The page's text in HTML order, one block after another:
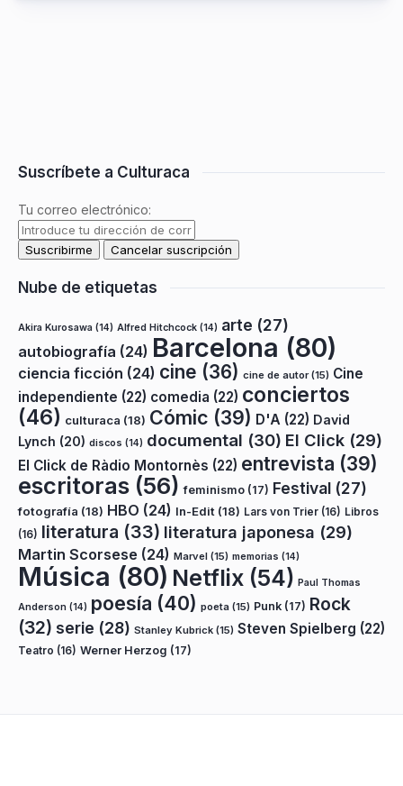
Suscríbete a Culturaca
Tu correo electrónico:
Nube de etiquetas
Akira Kurosawa (14) Alfred Hitchcock (14) arte (27)
autobiografía (24) Barcelona (80)
ciencia ficción (24) cine (36) cine de autor(15) Cine
independiente (22) comedia (22) conciertos
(46) culturaca (18) Cómic (39) D'A (22) David
Lynch (20) discos (14) documental (30) El Click (29)
El Click de Ràdio Montornès (22) entrevista (39)
escritoras (56) feminismo (17) Festival (27)
fotografía (18) HBO (24) In-Edit (18) Lars von Trier (16) Libros
(16) literatura (33) literatura japonesa (29)
Martin Scorsese (24) Marvel (15) memorias (14)
Música (80) Netflix (54) Paul Thomas
Anderson (14) poesía (40) poeta (15) Punk (17) Rock
(32) serie (28) Stanley Kubrick (15) Steven Spielberg (22)
Teatro (16) Werner Herzog (17)